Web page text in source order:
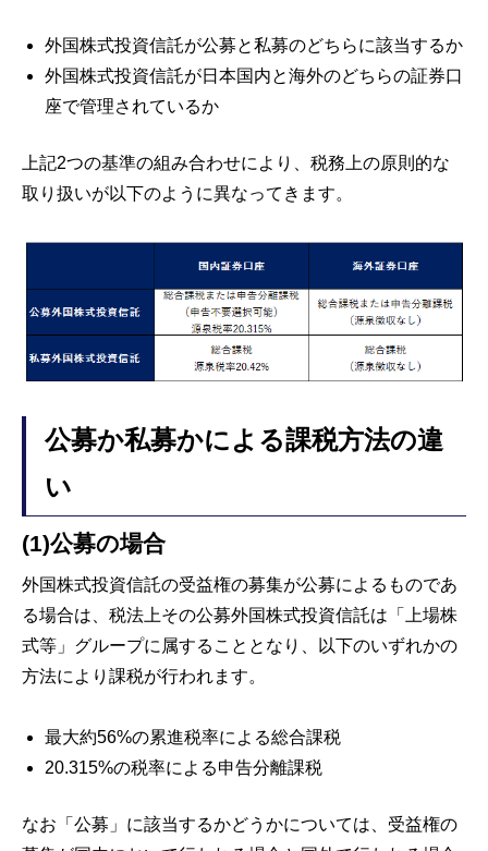
外国株式投資信託が公募と私募のどちらに該当するか
外国株式投資信託が日本国内と海外のどちらの証券口
座で管理されているか
上記2つの基準の組み合わせにより、税務上の原則的な
取り扱いが以下のように異なってきます。
公募か私募かによる課税方法の違
い
(1)公募の場合
外国株式投資信託の受益権の募集が公募によるものであ
る場合は、税法上その公募外国株式投資信託は「上場株
式等」グループに属することとなり、以下のいずれかの
方法により課税が行われます。
最大約56%の累進税率による総合課税
20.315%の税率による申告分離課税
なお「公募」に該当するかどうかについては、受益権の